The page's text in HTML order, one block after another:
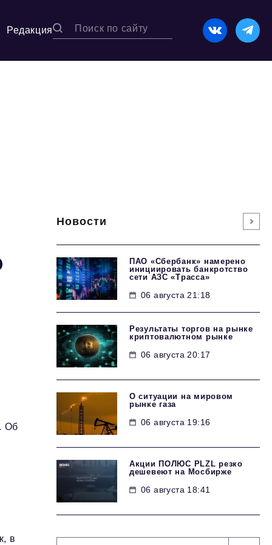
Редакция
Об
в
Новости
ПАО «Сбербанк» намерено
инициировать банкротство
сети АЗС «Трасса»
06 августа 21:18
Результаты торгов на рынке
криптовалютном рынке
06 августа 20:17
О ситуации на мировом
рынке газа
06 августа 19:16
Акции ПОЛЮС PLZL резко
дешевеют на Мосбирже
06 августа 18:41